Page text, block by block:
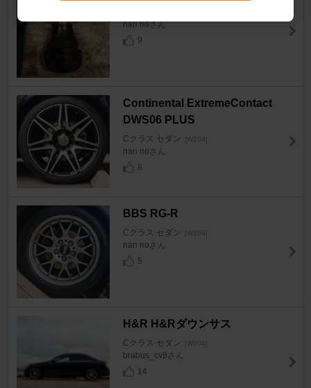
nan noさん
9
Continental ExtremeContact
DWS06 PLUS
Cクラス セダン [W204]
nan noさん
8
BBS RG-R
Cクラス セダン [W204]
nan noさん
5
H&R H&Rダウンサス
Cクラス セダン [W204]
brabus_cv8さん
14